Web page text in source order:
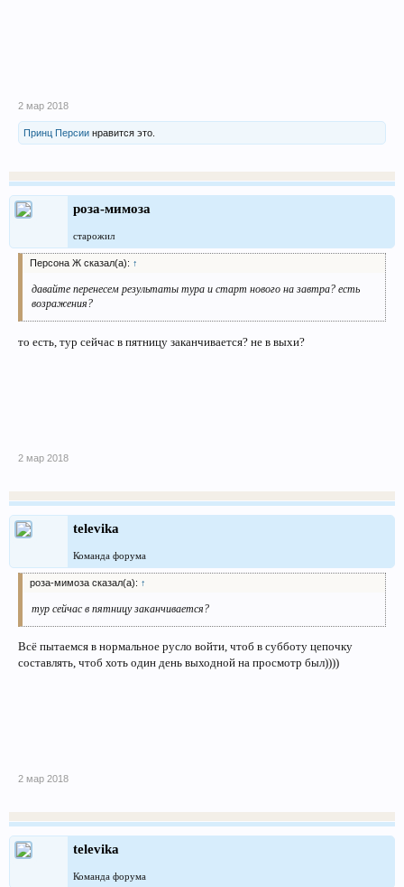
2 мар 2018
Принц Персии нравится это.
роза-мимоза
старожил
Персона Ж сказал(а): ↑
давайте перенесем результаты тура и старт нового на завтра? есть
возражения?
то есть, тур сейчас в пятницу заканчивается? не в выхи?
2 мар 2018
televika
Команда форума
роза-мимоза сказал(а): ↑
тур сейчас в пятницу заканчивается?
Всё пытаемся в нормальное русло войти, чтоб в субботу цепочку
составлять, чтоб хоть один день выходной на просмотр был))))
2 мар 2018
televika
Команда форума